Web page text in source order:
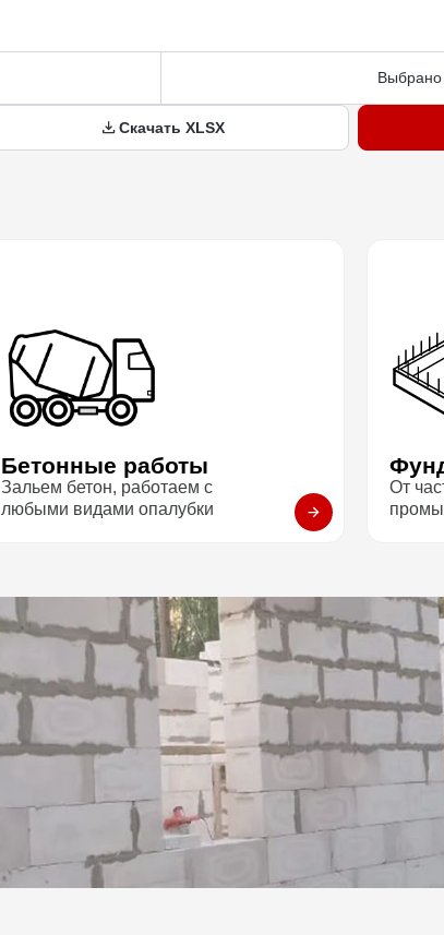
Выбрано
Скачать XLSX
Бетонные работы
Зальем бетон, работаем с
любыми видами опалубки
От